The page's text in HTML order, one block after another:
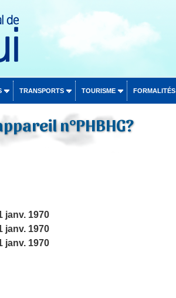
TRANSPORTS TOURISME FORMALITÉS
n°PHBHG?
janv. 1970
janv. 1970
janv. 1970